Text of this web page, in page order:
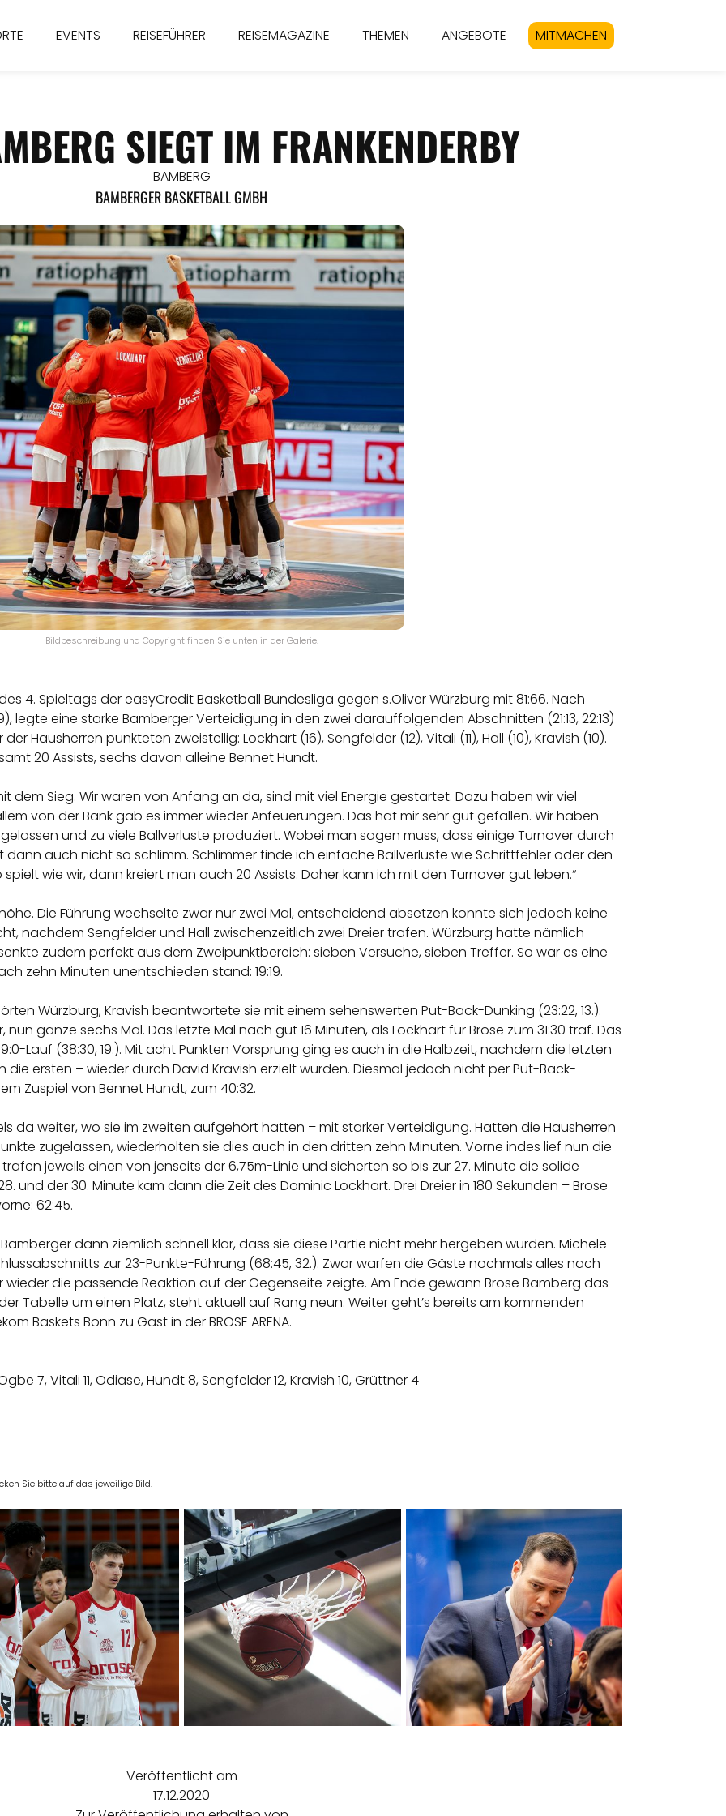
EVENTS REISEFÜHRER REISEMAGAZINE THEMEN ANGEBOTE MITMACHEN
SIEGT IM FRANKENDERBY
BAMBERG
BAMBERGER BASKETBALL GMBH
Bildbeschreibung und Copyright finden Sie unten in der Galerie.
4. Spieltags der easyCredit Basketball Bundesliga gegen s.Oliver Würzburg mit 81:66. Nach
legte eine starke Bamberger Verteidigung in den zwei darauffolgenden Abschnitten (21:13, 22:13)
Hausherren punkteten zweistellig: Lockhart (16), Sengfelder (12), Vitali (11), Hall (10), Kravish (10).
20 Assists, sechs davon alleine Bennet Hundt.
dem Sieg. Wir waren von Anfang an da, sind mit viel Energie gestartet. Dazu haben wir viel
von der Bank gab es immer wieder Anfeuerungen. Das hat mir sehr gut gefallen. Wir haben
und zu viele Ballverluste produziert. Wobei man sagen muss, dass einige Turnover durch
auch nicht so schlimm. Schlimmer finde ich einfache Ballverluste wie Schrittfehler oder den
wie wir, dann kreiert man auch 20 Assists. Daher kann ich mit den Turnover gut leben.“
Die Führung wechselte zwar nur zwei Mal, entscheidend absetzen konnte sich jedoch keine
nachdem Sengfelder und Hall zwischenzeitlich zwei Dreier trafen. Würzburg hatte nämlich
zudem perfekt aus dem Zweipunktbereich: sieben Versuche, sieben Treffer. So war es eine
zehn Minuten unentschieden stand: 19:19.
Würzburg, Kravish beantwortete sie mit einem sehenswerten Put-Back-Dunking (23:22, 13.).
ganze sechs Mal. Das letzte Mal nach gut 16 Minuten, als Lockhart für Brose zum 31:30 traf. Das
Lauf (38:30, 19.). Mit acht Punkten Vorsprung ging es auch in die Halbzeit, nachdem die letzten
ersten – wieder durch David Kravish erzielt wurden. Diesmal jedoch nicht per Put-Back-
Zuspiel von Bennet Hundt, zum 40:32.
da weiter, wo sie im zweiten aufgehört hatten – mit starker Verteidigung. Hatten die Hausherren
zugelassen, wiederholten sie dies auch in den dritten zehn Minuten. Vorne indes lief nun die
jeweils einen von jenseits der 6,75m-Linie und sicherten so bis zur 27. Minute die solide
und der 30. Minute kam dann die Zeit des Dominic Lockhart. Drei Dreier in 180 Sekunden – Brose
62:45.
dann ziemlich schnell klar, dass sie diese Partie nicht mehr hergeben würden. Michele
zur 23-Punkte-Führung (68:45, 32.). Zwar warfen die Gäste nochmals alles nach
die passende Reaktion auf der Gegenseite zeigte. Am Ende gewann Brose Bamberg das
Tabelle um einen Platz, steht aktuell auf Rang neun. Weiter geht’s bereits am kommenden
Baskets Bonn zu Gast in der BROSE ARENA.
7, Vitali 11, Odiase, Hundt 8, Sengfelder 12, Kravish 10, Grüttner 4
Sie bitte auf das jeweilige Bild.
Veröffentlicht am
17.12.2020